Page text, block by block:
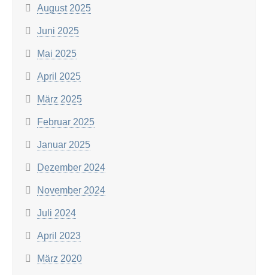
August 2025
Juni 2025
Mai 2025
April 2025
März 2025
Februar 2025
Januar 2025
Dezember 2024
November 2024
Juli 2024
April 2023
März 2020